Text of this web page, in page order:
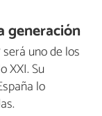
generación
uno de los
XXI. Su
lo